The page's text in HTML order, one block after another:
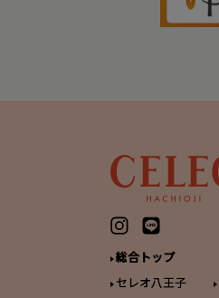
総合トップ
セレオ八王子